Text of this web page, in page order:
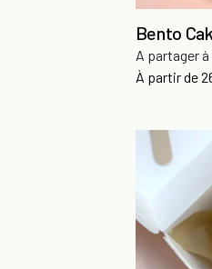
Bento
A partager à
À partir de